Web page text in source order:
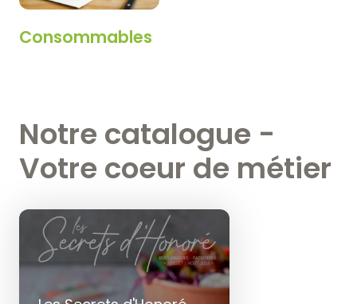
Consommables
Notre catalogue -
Votre coeur de métier